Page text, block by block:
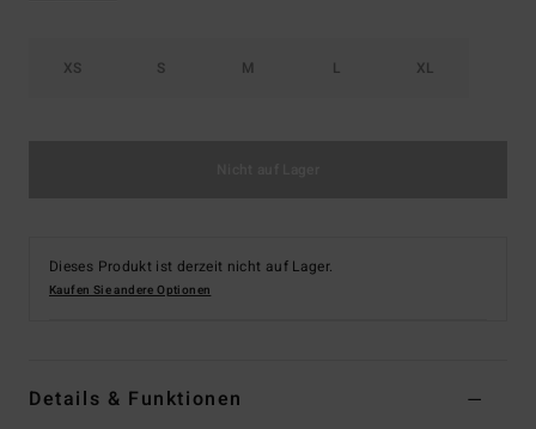
XS S M L XL
Dieses Produkt ist derzeit nicht auf Lager.
Kaufen Sie andere Optionen
Details & Funktionen